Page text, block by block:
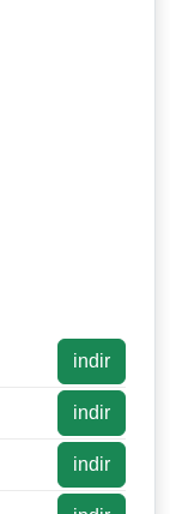
indir
indir
indir